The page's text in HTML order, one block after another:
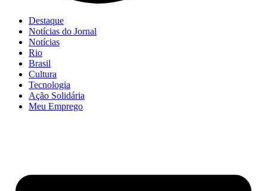
Destaque
Notícias do Jornal
Notícias
Rio
Brasil
Cultura
Tecnologia
Ação Solidária
Meu Emprego